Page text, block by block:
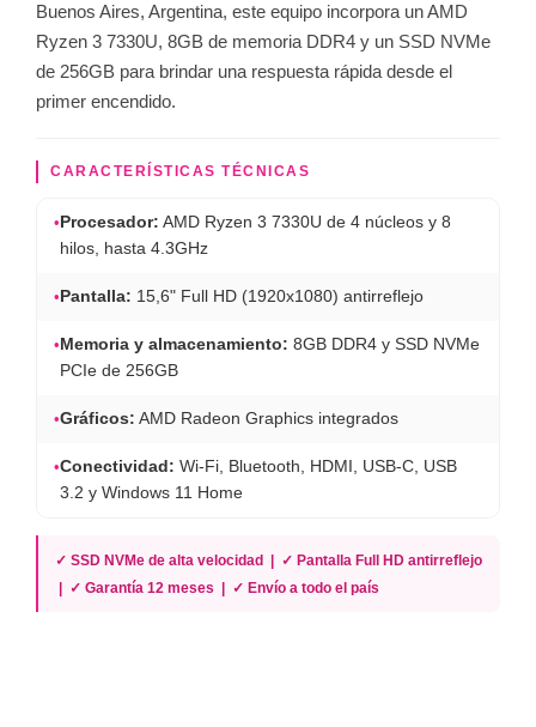
Buenos Aires, Argentina, este equipo incorpora un AMD
Ryzen 3 7330U, 8GB de memoria DDR4 y un SSD NVMe
de 256GB para brindar una respuesta rápida desde el
primer encendido.
CARACTERÍSTICAS TÉCNICAS
• Procesador: AMD Ryzen 3 7330U de 4 núcleos y 8
hilos, hasta 4.3GHz
• Pantalla: 15,6" Full HD (1920x1080) antirreflejo
• Memoria y almacenamiento: 8GB DDR4 y SSD NVMe
PCIe de 256GB
•Gráficos: AMD Radeon Graphics integrados
•Conectividad: Wi-Fi, Bluetooth, HDMI, USB-C, USB
3.2 y Windows 11 Home
✓ SSD NVMe de alta velocidad | ✓ Pantalla Full HD antirreflejo
| ✓ Garantía 12 meses | ✓ Envío a todo el país